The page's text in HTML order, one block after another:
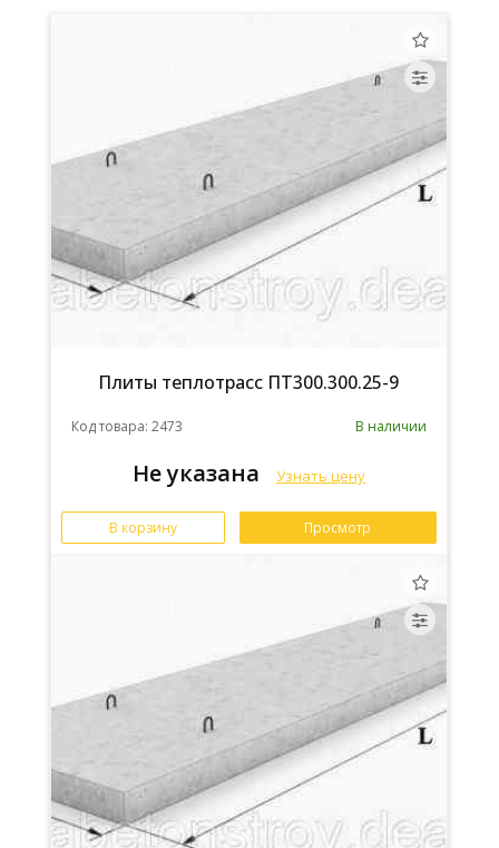
Плиты теплотрасс ПТ300.300.25-9
Код товара: 2473 В наличии
Не указана Узнать цену
В корзину Просмотр